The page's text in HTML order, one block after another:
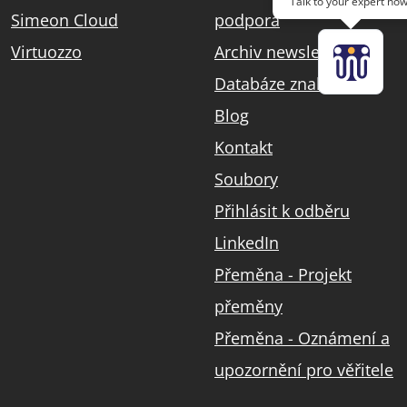
Simeon Cloud
Virtuozzo
podpora
Archiv newsletterů
Databáze znalostí
Blog
Kontakt
Soubory
Přihlásit k odběru
LinkedIn
Přeměna - Projekt
přeměny
Přeměna - Oznámení a
upozornění pro věřitele